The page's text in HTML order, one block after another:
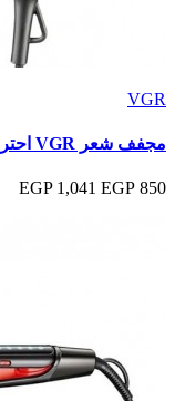
VGR
مجفف شعر VGR احترافي بقوة 2400 واط موديل V-455
850 EGP
1,041 EGP